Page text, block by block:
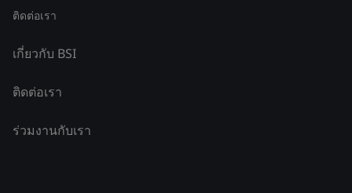
ติดต่อเรา
เกี่ยวกับ BSI
ติดต่อเรา
ร่วมงานกับเรา